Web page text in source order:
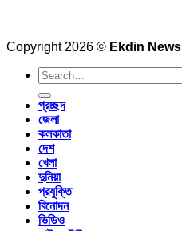
Copyright 2026 © Ekdin News
প্রচ্ছদ
জেলা
কলকাতা
দেশ
খেলা
দুনিয়া
প্রযুক্তি
বিনোদন
ভিডিও